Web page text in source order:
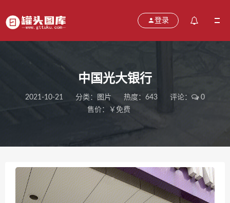
登录
中国光大银行
2021-10-21 分类： 图片 热度：643 评论：
0
售价：￥免费